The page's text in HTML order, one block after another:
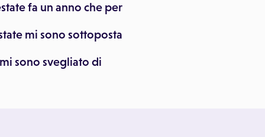
fa un anno che per
mi sono sottoposta
sono svegliato di